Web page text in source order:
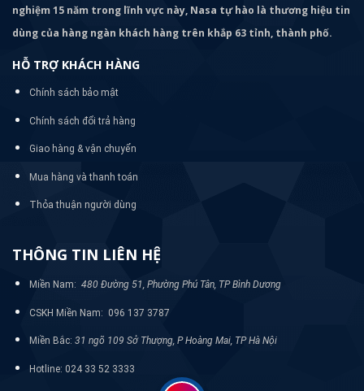
nghiệm 15 năm trong lĩnh vực này, Nasa tự hào là thương hiệu tin
dùng của hàng ngàn khách hàng trên khắp 63 tỉnh, thành phố.
HỖ TRỢ KHÁCH HÀNG
Chính sách bảo mật
Chính sách đổi trả hàng
Giao hàng & vận chuyển
Mua hàng và thanh toán
Thỏa thuận người dùng
THÔNG TIN LIÊN HỆ
Miền Nam: 480 Đường 51, Phường Phú Tân, TP Bình Dương
CSKH Miền Nam: 096 137 3787
Miền Bắc: 31 ngõ 109 Sở Thượng, P Hoàng Mai, TP Hà Nội
Hotline: 024 33 52 3333